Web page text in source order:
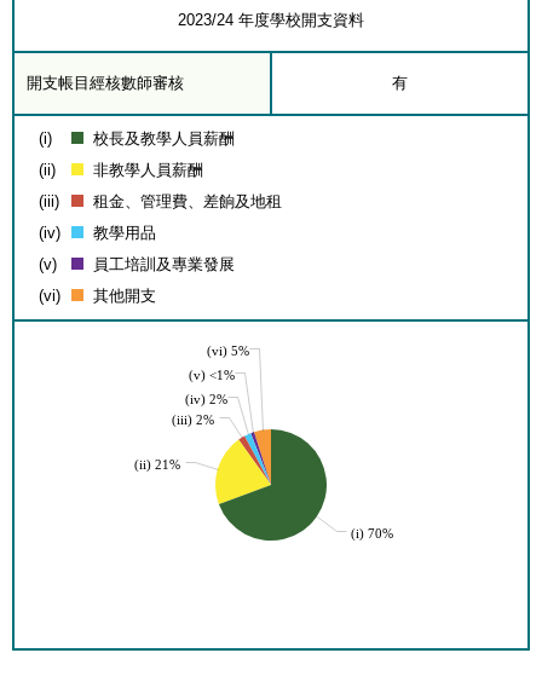
2023/24 年度學校開支資料
開支帳目經核數師審核 有
(i)
校長及教學人員薪酬
(ii)
非教學人員薪酬
(iii)
租金、管理費、差餉及地租
(iv)
教學用品
(v)
員工培訓及專業發展
(vi)
其他開支
(vi) 5%
(v) <1%
(iv) 2%
(iii) 2%
(ii) 21%
(i) 70%